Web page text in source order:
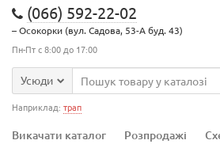
(066) 592-22-02
– Осокорки (вул. Садова, 53-А буд. 43)
Пн-Пт с 8:00 до 17:00
Усюди
Наприклад: трап
Викачати каталог Розпродажі